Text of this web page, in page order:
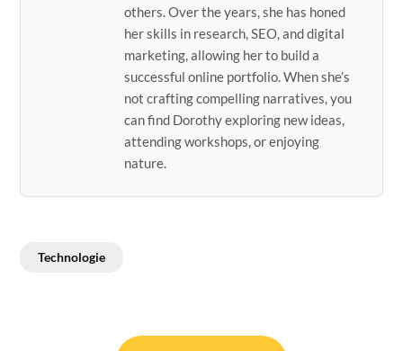
others. Over the years, she has honed
her skills in research, SEO, and digital
marketing, allowing her to build a
successful online portfolio. When she’s
not crafting compelling narratives, you
can find Dorothy exploring new ideas,
attending workshops, or enjoying
nature.
Technologie